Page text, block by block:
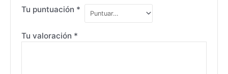
Tu puntuación *
Tu valoración *